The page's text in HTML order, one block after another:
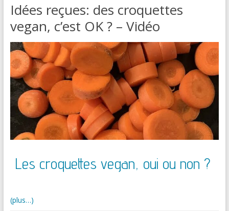
Idées reçues: des croquettes
vegan, c’est OK ? – Vidéo
Les croquettes vegan, oui ou non ?
(plus…)